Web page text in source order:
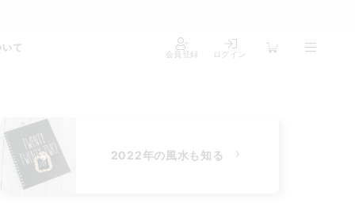
て
会員登録 ログイン
2022年の風水も知る